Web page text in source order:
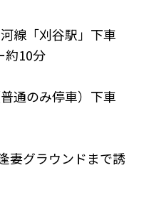
線「刈谷駅」下車
約10分
通のみ停車）下車
妻グラウンドまで誘